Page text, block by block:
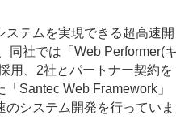
テムを実現できる超高速開
同社では「Web Performer(キ
用、2社とパートナー契約を
Santec Web Framework」
システム開発を行っていま